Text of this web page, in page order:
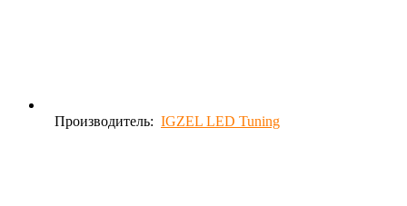
Производитель: IGZEL LED Tuning